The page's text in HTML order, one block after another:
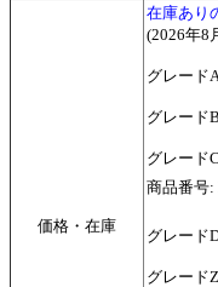
価格・在庫
在庫あり
(2026年8
グレード
グレード
グレード
商品番号:
グレード
グレード